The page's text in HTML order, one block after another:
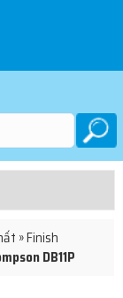
»Finish
DB11P